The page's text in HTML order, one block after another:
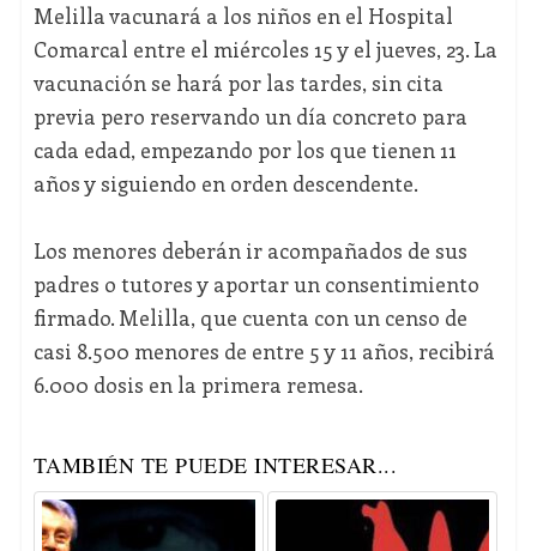
Melilla vacunará a los niños en el Hospital
Comarcal entre el miércoles 15 y el jueves, 23. La
vacunación se hará por las tardes, sin cita
previa pero reservando un día concreto para
cada edad, empezando por los que tienen 11
años y siguiendo en orden descendente.
Los menores deberán ir acompañados de sus
padres o tutores y aportar un consentimiento
firmado. Melilla, que cuenta con un censo de
casi 8.500 menores de entre 5 y 11 años, recibirá
6.000 dosis en la primera remesa.
TAMBIÉN TE PUEDE INTERESAR...